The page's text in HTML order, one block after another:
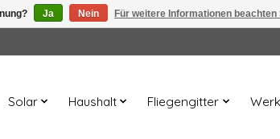
Solar Haushalt Fliegengitter
Ja Nein Für weitere Informationen